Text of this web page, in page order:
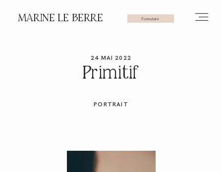
MARINE LE BERRE Formulaire
24 MAI 2022
Primitif
PORTRAIT
HOME
PHOTOS